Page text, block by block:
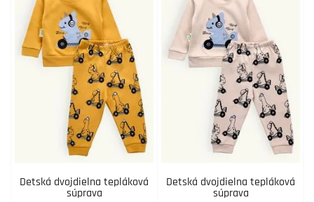
Detská dvojdielna tepláková
súprava
Detská dvojdielna tepláková
súprava